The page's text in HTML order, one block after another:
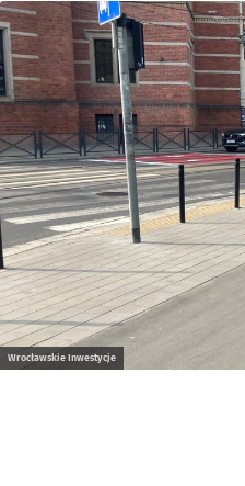
Wrocławskie Inwestycje